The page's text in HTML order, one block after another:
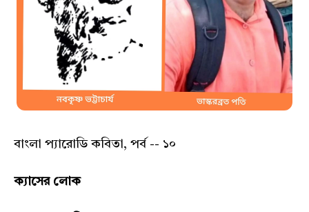
বাংলা প্যারোডি কবিতা, পর্ব -- ১০
ক্যাসের লোক